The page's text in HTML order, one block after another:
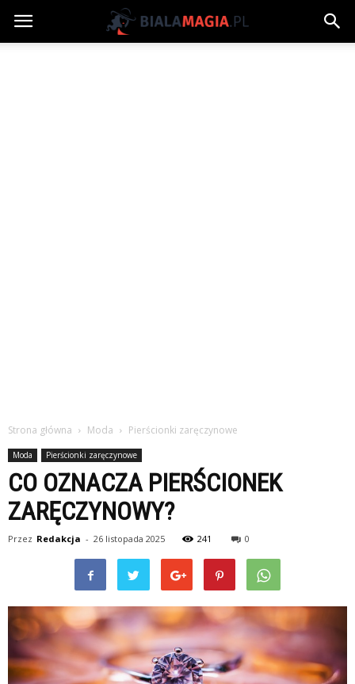
Strona główna Moda Pierścionki zaręczynowe
Moda Pierścionki zaręczynowe
CO OZNACZA PIERŚCIONEK
ZARĘCZYNOWY?
Przez Redakcja - 26 listopada 2025 241 0